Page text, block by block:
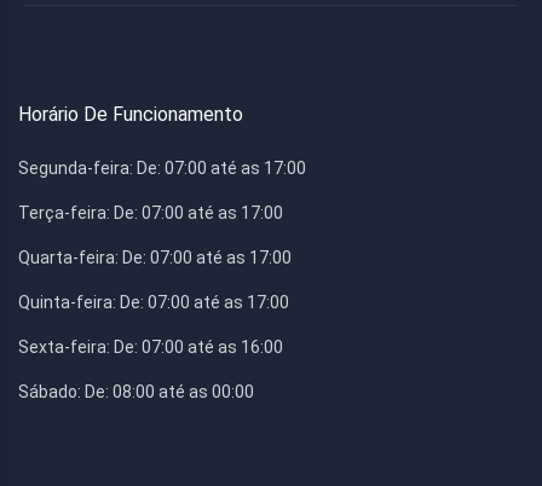
Horário De Funcionamento
Segunda-feira: De: 07:00 até as 17:00
Terça-feira: De: 07:00 até as 17:00
Quarta-feira: De: 07:00 até as 17:00
Quinta-feira: De: 07:00 até as 17:00
Sexta-feira: De: 07:00 até as 16:00
Sábado: De: 08:00 até as 00:00